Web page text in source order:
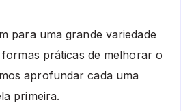
para uma grande variedade
práticas de melhorar o
aprofundar cada uma
primeira.